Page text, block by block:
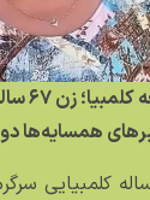
ملکه
همسایه‌ها
زن ۶۷ ساله